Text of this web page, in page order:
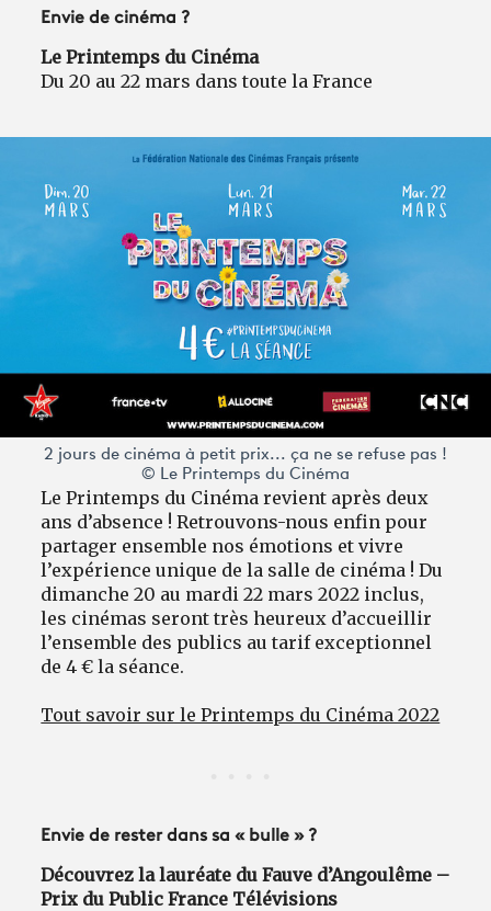
Envie de cinéma ?
Le Printemps du Cinéma
Du 20 au 22 mars dans toute la France
2 jours de cinéma à petit prix... ça ne se refuse pas !
© Le Printemps du Cinéma
Le Printemps du Cinéma revient après deux
ans d’absence ! Retrouvons-nous enfin pour
partager ensemble nos émotions et vivre
l’expérience unique de la salle de cinéma ! Du
dimanche 20 au mardi 22 mars 2022 inclus,
les cinémas seront très heureux d’accueillir
l’ensemble des publics au tarif exceptionnel
de 4 € la séance.
Tout savoir sur le Printemps du Cinéma 2022
Envie de rester dans sa « bulle » ?
Découvrez la lauréate du Fauve d’Angoulême –
Prix du Public France Télévisions